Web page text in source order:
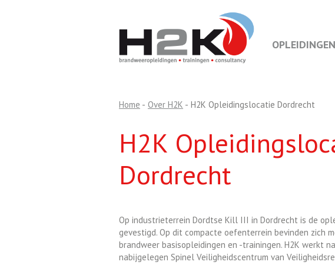
OPLEIDINGEN
Home - Over H2K - H2K Opleidingslocatie Dordrecht
H2K
Dordrecht
Op industrieterrein Dordtse Kill III in Dordrecht is de
gevestigd. Op dit compacte oefenterrein bevinden zich
brandweer basisopleidingen en -trainingen. H2K werkt
nabijgelegen Spinel Veiligheidscentrum van